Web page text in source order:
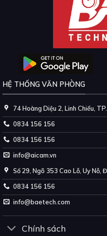
HỆ THỐNG VĂN PHÒNG
74 Hoàng Diệu 2, Linh Chiểu,
0834 156 156
0834 156 156
info@aicam.vn
Số 29, Ngõ 353 Cao Lỗ, Uy Nỗ,
0834 156 156
info@baetech.com
Chính sách